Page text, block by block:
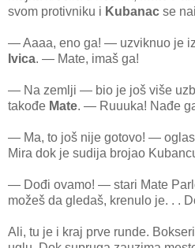
svom protivniku i Kubanac se
— Aaaa, eno ga! — uzviknuo je
Ivica. — Mate, imaš ga!
— Na zemlji — bio je još više
takođe Mate. — Ruuuka! Nađe
— Ma, to još nije gotovo! —
Mira dok je sudija brojao
— Dođi ovamo! — stari Mate
možeš da gledaš, krenulo je. . .
Ali, tu je i kraj prve runde.